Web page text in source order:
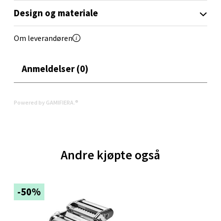
Design og materiale
Om leverandøren
Anmeldelser (0)
Powered by GAMIFIERA.®
Andre kjøpte også
-50%
Velg
Aunasenteret, Sunndalsvegen 3, 7340 Oppdal
Åpent i dag 10-19
0 i butikk
Thon Senter Orkanger, Orkdalsveien 113, 7300
Orkanger